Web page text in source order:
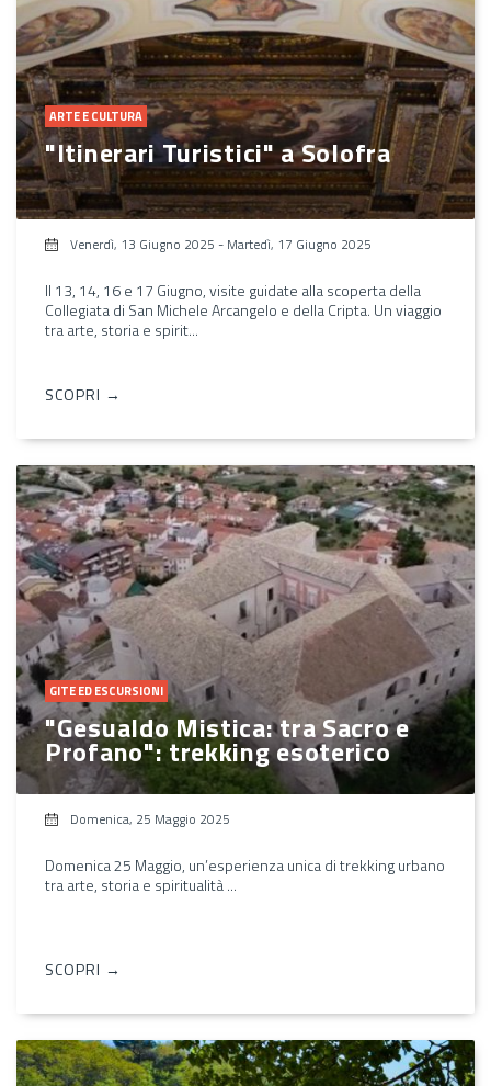
ARTE E CULTURA
"Itinerari Turistici" a Solofra
Venerdì, 13 Giugno 2025 - Martedì, 17 Giugno 2025
Il 13, 14, 16 e 17 Giugno, visite guidate alla scoperta della
Collegiata di San Michele Arcangelo e della Cripta. Un viaggio
tra arte, storia e spirit...
SCOPRI →
GITE ED ESCURSIONI
"Gesualdo Mistica: tra Sacro e
Profano": trekking esoterico
Domenica, 25 Maggio 2025
Domenica 25 Maggio, un’esperienza unica di trekking urbano
tra arte, storia e spiritualità ...
SCOPRI →